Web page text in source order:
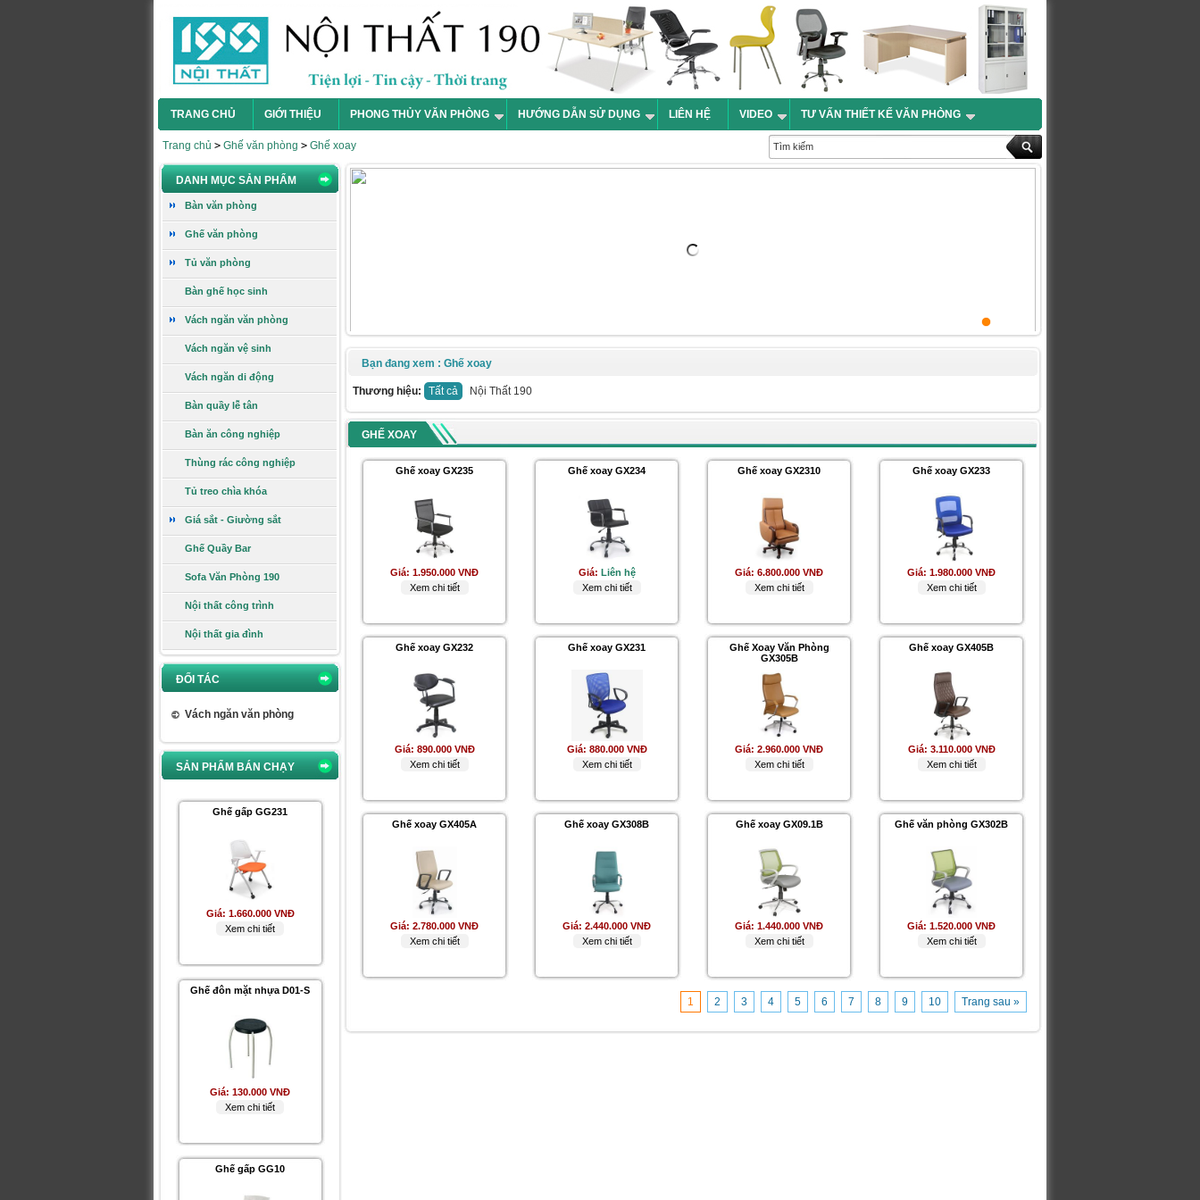
TRANG CHỦ GIỚI THIỆU PHONG THỦY VĂN PHÒNG HƯỚNG DẪN SỬ DỤNG LIÊN HỆ VIDEO TƯ VẤN THIẾT KẾ VĂN PHÒNG
Trang chủ > Ghế văn phòng > Ghế xoay
DANH MỤC SẢN PHẨM
Bàn văn phòng
Ghế văn phòng
Tủ văn phòng
Bàn ghế học sinh
Vách ngăn văn phòng
Vách ngăn vệ sinh
Vách ngăn di động
Bàn quầy lễ tân
Bàn ăn công nghiệp
Thùng rác công nghiệp
Tủ treo chìa khóa
Giá sắt - Giường sắt
Ghế Quầy Bar
Sofa Văn Phòng 190
Nội thất công trình
Nội thất gia đình
ĐỐI TÁC
Vách ngăn văn phòng
SẢN PHẨM BÁN CHẠY
Ghế gấp GG10
Giá:
394.000 VNĐ
Xem chi tiết
Giá:460.000 VNĐ
Xem chi tiết
Giá:
Xem chi tiết
Bàn văn phòng BLT16CT
Xem chi tiết
Ghế gấp GG231
Giá: 1.660.000 VNĐ
Xem chi tiết
Ghế đôn mặt nhựa D01-S
Giá: 130.000 VNĐ
Xem chi tiết
Ghế gấp GG10
Bạn đang xem : Ghế xoay
Thương hiệu: Tất cả Nội Thất 190
GHẾ XOAY
Ghế xoay GX235
Giá: 1.950.000 VNĐ
Xem chi tiết
Ghế xoay GX234
Giá: Liên hệ
Xem chi tiết
Ghế xoay GX2310
Giá: 6.800.000 VNĐ
Xem chi tiết
Ghế xoay GX233
Giá: 1.980.000 VNĐ
Xem chi tiết
Ghế xoay GX232
Giá: 890.000 VNĐ
Xem chi tiết
Ghế xoay GX231
Giá: 880.000 VNĐ
Xem chi tiết
Ghế Xoay Văn Phòng
GX305B
Giá: 2.960.000 VNĐ
Xem chi tiết
Ghế xoay GX405B
Giá: 3.110.000 VNĐ
Xem chi tiết
Ghế xoay GX405A
Giá: 2.780.000 VNĐ
Xem chi tiết
Ghế xoay GX308B
Giá: 2.440.000 VNĐ
Xem chi tiết
Ghế xoay GX09.1B
Giá: 1.440.000 VNĐ
Xem chi tiết
Ghế văn phòng GX302B
Giá: 1.520.000 VNĐ
Xem chi tiết
1 2 3 4 5 6 7 8 9 10 Trang sau »